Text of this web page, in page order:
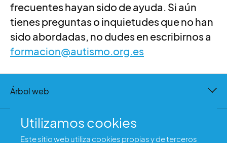
frecuentes hayan sido de ayuda. Si aún
tienes preguntas o inquietudes que no han
sido abordadas, no dudes en escribirnos a
formacion@autismo.org.es
Árbol web
Contacto
Utilizamos cookies
Este sitio web utiliza cookies propias y de terceros